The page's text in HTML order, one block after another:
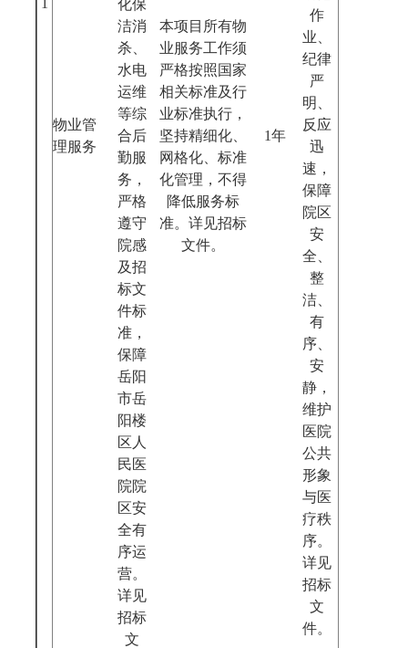
1
物业管
理服务
化保
洁消
杀、
水电
运维
等综
合后
勤服
务，
严格
遵守
院感
及招
标文
件标
准，
保障
岳阳
市岳
阳楼
区人
民医
院院
区安
全有
序运
营。
详见
招标
文
本项目所有物
业服务工作须
严格按照国家
相关标准及行
业标准执行，
坚持精细化、
网格化、标准
化管理，不得
降低服务标
准。详见招标
文件。
1年
作
业、
纪律
严
明、
反应
迅
速，
保障
院区
安
全、
整
洁、
有
序、
安
静，
维护
医院
公共
形象
与医
疗秩
序。
详见
招标
文
件。